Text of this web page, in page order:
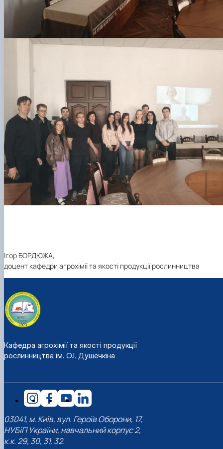
Ігор БОРДЮЖА,
доцент кафедри агрохімії та якості продукції рослинництва
Кафедра агрохімії та якості продукції
рослинництва ім. О.І. Душечкіна
03041, м. Київ, вул. Героїв Оборони, 17,
НУБіП України, навчальний корпус 2,
к.к. 29, 30, 31, 32.